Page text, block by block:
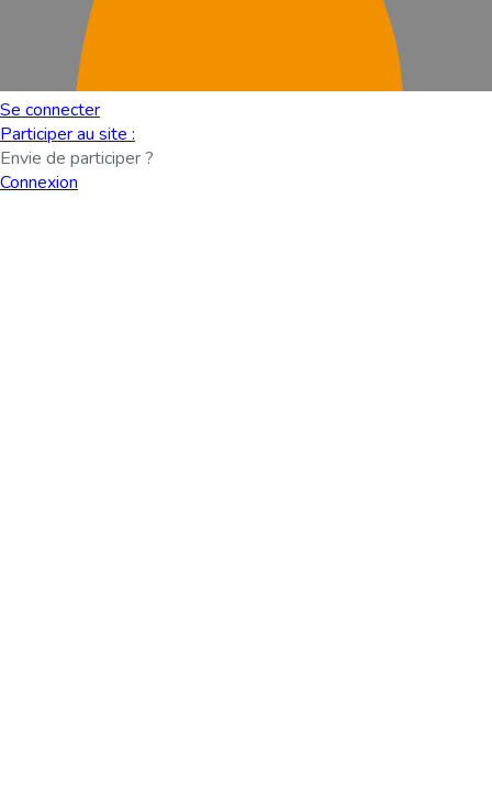
Se connecter
Participer au site :
Envie de participer ?
Connexion